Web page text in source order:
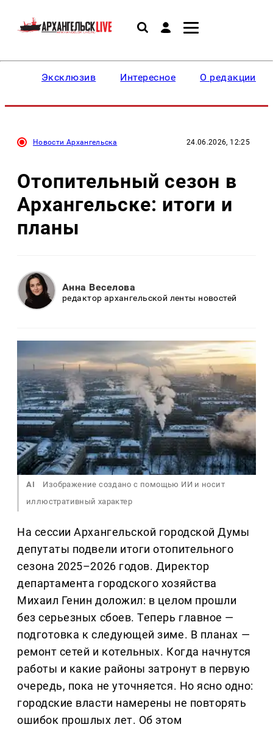
Эксклюзив Интересное О редакции
Новости Архангельска 24.06.2026, 12:25
Отопительный сезон в
Архангельске: итоги и
планы
Анна Веселова
редактор архангельской ленты новостей
AI
Изображение создано с помощью ИИ и носит
иллюстративный характер
На сессии Архангельской городской Думы
депутаты подвели итоги отопительного
сезона 2025–2026 годов. Директор
департамента городского хозяйства
Михаил Генин доложил: в целом прошли
без серьезных сбоев. Теперь главное —
подготовка к следующей зиме. В планах —
ремонт сетей и котельных. Когда начнутся
работы и какие районы затронут в первую
очередь, пока не уточняется. Но ясно одно:
городские власти намерены не повторять
ошибок прошлых лет. Об этом